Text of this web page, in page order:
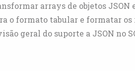
arrays de objetos
o formato tabular e formatar
geral do suporte a JSON no